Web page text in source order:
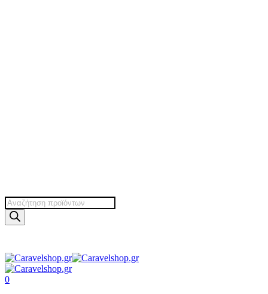
Products
search
search
account
0